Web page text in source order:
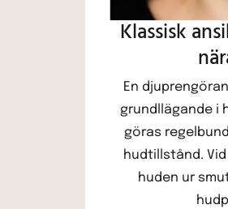
Klassisk
En
grundllägande i
göras
hudtillstånd.
huden ur